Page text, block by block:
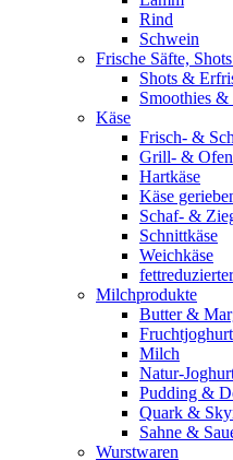
Rind
Schwein
Frische Säfte,
Shots &
Smoothies &
Käse
Frisch- &
Grill- &
Hartkäse
Käse
Schaf- &
Schnittkäse
Weichkäse
Milchprodukte
Butter &
Fruchtjoghurt
Milch
Natur-
Pudding &
Quark &
Sahne &
Wurstwaren